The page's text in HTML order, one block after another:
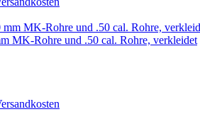
MK-Rohre und .50 cal. Rohre, verkleidet